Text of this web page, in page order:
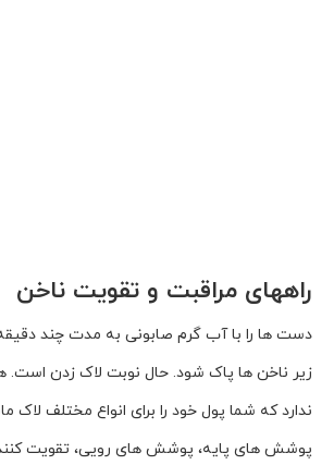
راههای مراقبت و تقویت ناخن
دست ها را با آب گرم صابونى به مدت چند دقیقه
زیر ناخن ها پاک شود. حال نوبت لاک زدن است.
ندارد که شما پول خود را براى انواع مختلف لاک
پوشش هاى پایه، پوشش هاى رویى، تقویت